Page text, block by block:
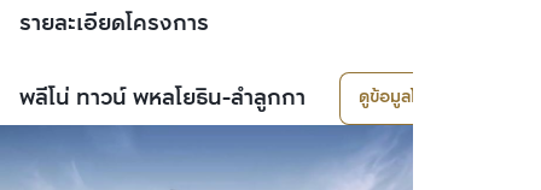
รายละเอียดโครงการ
พลีโน่ ทาวน์ พหลโยธิน-ลำลูกกา ดูข้อมูลโครงการ